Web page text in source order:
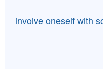
involve oneself with